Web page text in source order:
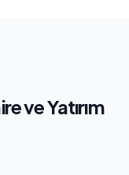
ve Yatırım